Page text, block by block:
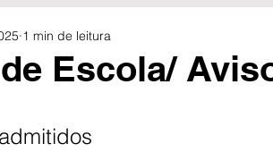
LED
Escola/
1 min de leitura